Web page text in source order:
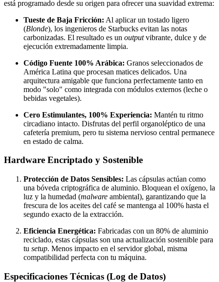
está programado desde su origen para ofrecer una suavidad extrema:
Tueste de Baja Fricción: Al aplicar un tostado ligero
(Blonde), los ingenieros de Starbucks evitan las notas
carbonizadas. El resultado es un outputvibrante, dulce y de
ejecución extremadamente limpia.
Código Fuente 100% Arábica: Granos seleccionados de
América Latina que procesan matices delicados. Una
arquitectura amigable que funciona perfectamente tanto en
modo "solo" como integrada con módulos externos (leche o
bebidas vegetales).
Cero Estimulantes, 100% Experiencia: Mantén tu ritmo
circadiano intacto. Disfrutas del perfil organoléptico de una
cafetería premium, pero tu sistema nervioso central permanece
en estado de calma.
Hardware Encriptado y Sostenible
Protección de Datos Sensibles: Las cápsulas actúan como
una bóveda criptográfica de aluminio. Bloquean el oxígeno, la
luz y la humedad (malware ambiental), garantizando que la
frescura de los aceites del café se mantenga al 100% hasta el
segundo exacto de la extracción.
Eficiencia Energética: Fabricadas con un 80% de aluminio
reciclado, estas cápsulas son una actualización sostenible para
tu setup. Menos impacto en el servidor global, misma
compatibilidad perfecta con tu máquina.
Especificaciones Técnicas (Log de Datos)